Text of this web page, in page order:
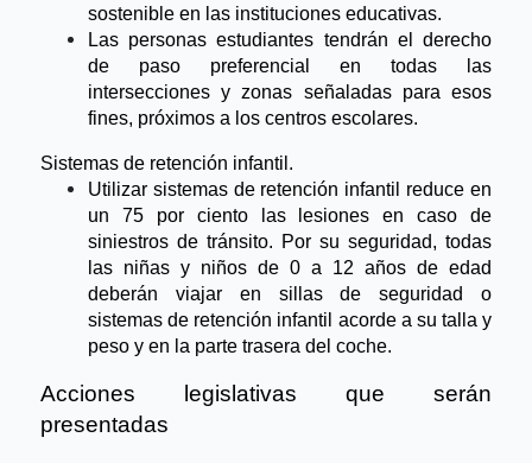
sostenible en las instituciones educativas.
Las personas estudiantes tendrán el derecho
de paso preferencial en todas las
intersecciones y zonas señaladas para esos
fines, próximos a los centros escolares.
Sistemas de retención infantil.
Utilizar sistemas de retención infantil reduce en
un 75 por ciento las lesiones en caso de
siniestros de tránsito. Por su seguridad, todas
las niñas y niños de 0 a 12 años de edad
deberán viajar en sillas de seguridad o
sistemas de retención infantil acorde a su talla y
peso y en la parte trasera del coche.
Acciones legislativas que serán
presentadas